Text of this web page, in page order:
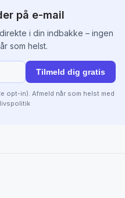
på e-mail
i din indbakke – ingen
som helst.
Tilmeld dig gratis
opt-in). Afmeld når som helst med